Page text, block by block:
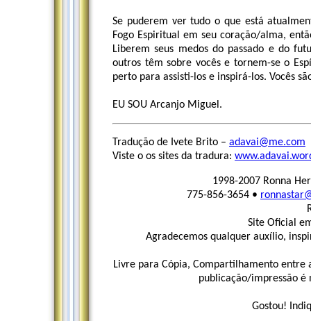
Se puderem ver tudo o que está
Fogo Espiritual em seu coração/alma,
Liberem seus medos do passado e do
outros têm sobre vocês e tornem-se o
perto para assisti-los e inspirá-los. Vocês
EU SOU Arcanjo Miguel.
Tradução de Ivete Brito – adavai@me.com
Viste o os sites da tradura:
1998-2007 Ronna
775-856-3654 •
Site Oficial
Agradecemos qualquer auxílio,
Livre para Cópia, Compartilhamento
publicação/impressão é
Gostou!